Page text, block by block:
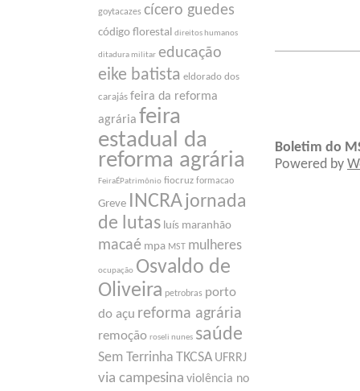
goytacazes cícero guedes
código florestal direitos humanos
ditadura militar educação
eike batista eldorado dos
carajás feira da reforma
agrária feira
estadual da
reforma agrária
FeiraÉPatrimônio fiocruz formacao
Greve INCRA jornada
de lutas luís maranhão
macaé mpa MST mulheres
ocupação Osvaldo de
Oliveira petrobras porto
do açu reforma agrária
remoção roseli nunes saúde
Sem Terrinha TKCSA UFRRJ
via campesina violência no
Boletim do
Powered by